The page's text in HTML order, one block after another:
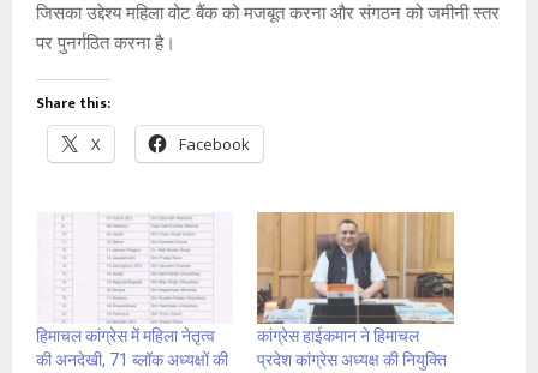
जिसका उद्देश्य महिला वोट बैंक को मजबूत करना और संगठन को जमीनी स्तर
पर पुनर्गठित करना है।
Share this:
X Facebook
हिमाचल कांग्रेस में महिला नेतृत्व
की अनदेखी, 71 ब्लॉक अध्यक्षों की
कांग्रेस हाईकमान ने हिमाचल
प्रदेश कांग्रेस अध्यक्ष की नियुक्ति